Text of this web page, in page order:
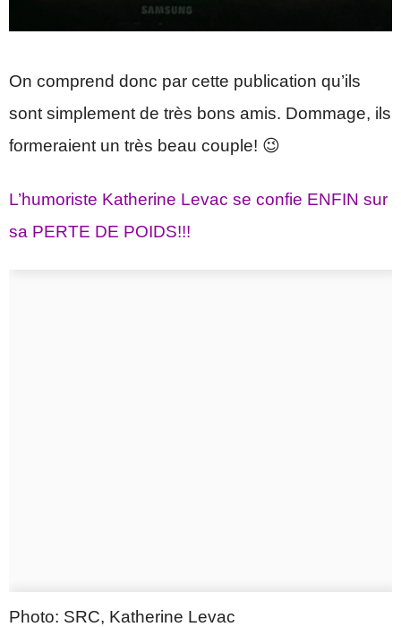
On comprend donc par cette publication qu’ils
sont simplement de très bons amis. Dommage, ils
formeraient un très beau couple! 😉
L’humoriste Katherine Levac se confie ENFIN sur
sa PERTE DE POIDS!!!
Photo: SRC, Katherine Levac